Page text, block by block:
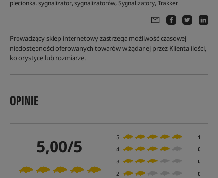
plecionka,sygnalizator,sygnalizatorów,Sygnalizatory,Trakker
Prowadzący sklep internetowy zastrzega możliwość czasowej
niedostępności oferowanych towarów w żądanej przez Klienta ilości,
kolorystyce lub rozmiarze.
OPINIE
5,00/5 5
1
4
0
3
0
2
0